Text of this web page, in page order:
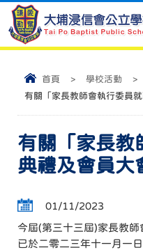
首頁 > 學校活動
>
有關「家長教師會執行委員
有關「家長教
典禮及會員大
01/11/2023
今屆(第三十三屆)家長教
已於二零二三年十一月一